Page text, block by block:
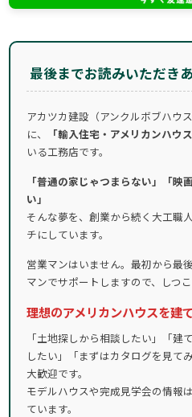
最後までお読みいただき
アカツカ建設（アンクルボブハウ
に、
「輸入住宅・アメリカンハウス
いる工務店です。
「普通の家じゃつまらない」「映
い」
そんな夢を、創業から続く大工職
チにしています。
営業マンはいません。最初から最
マンでサポートしますので、しつ
理想のアメリカンハウスを建
「土地探しから相談したい」「建
したい」「まずはカタログを見て
大歓迎です。
モデルハウスや完成見学会の情報
ています。